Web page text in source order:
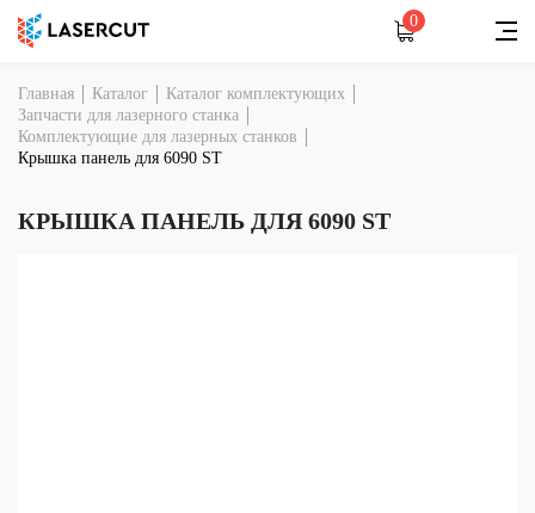
0
Главная Каталог
Каталог комплектующих
Запчасти для лазерного станка
Комплектующие для лазерных станков
Крышка панель для 6090 ST
КРЫШКА ПАНЕЛЬ ДЛЯ 6090 ST